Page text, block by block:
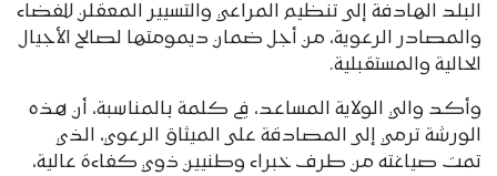
البلد الهادفة إلى تنظيم المراعي والتسيير المعقلن للفضاء
والمصادر الرعوية، من أجل ضمان ديمومتها لصالح الأجيال
الحالية والمستقبلية.
وأكد والي الولاية المساعد، في كلمة بالمناسبة، أن هذه
الورشة ترمي إلى المصادقة على الميثاق الرعوي، الذي
تمت صياغته من طرف خبراء وطنيين ذوي كفاءة عالية،